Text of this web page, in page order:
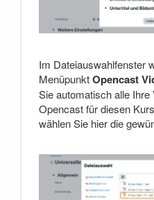
Im Dateiauswahlfenster
MenüpunktOpencast
Sie automatisch alle
Opencast für diesen
wählen Sie hier die